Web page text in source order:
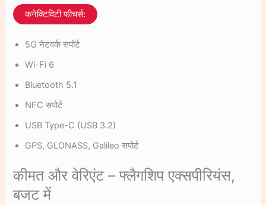
कनेक्टिविटी फीचर्स:
5G नेटवर्क सपोर्ट
Wi-Fi 6
Bluetooth 5.1
NFC सपोर्ट
USB Type-C (USB 3.2)
GPS, GLONASS, Galileo सपोर्ट
कीमत और वेरिएंट – फ्लैगशिप एक्सपीरियंस,
बजट में